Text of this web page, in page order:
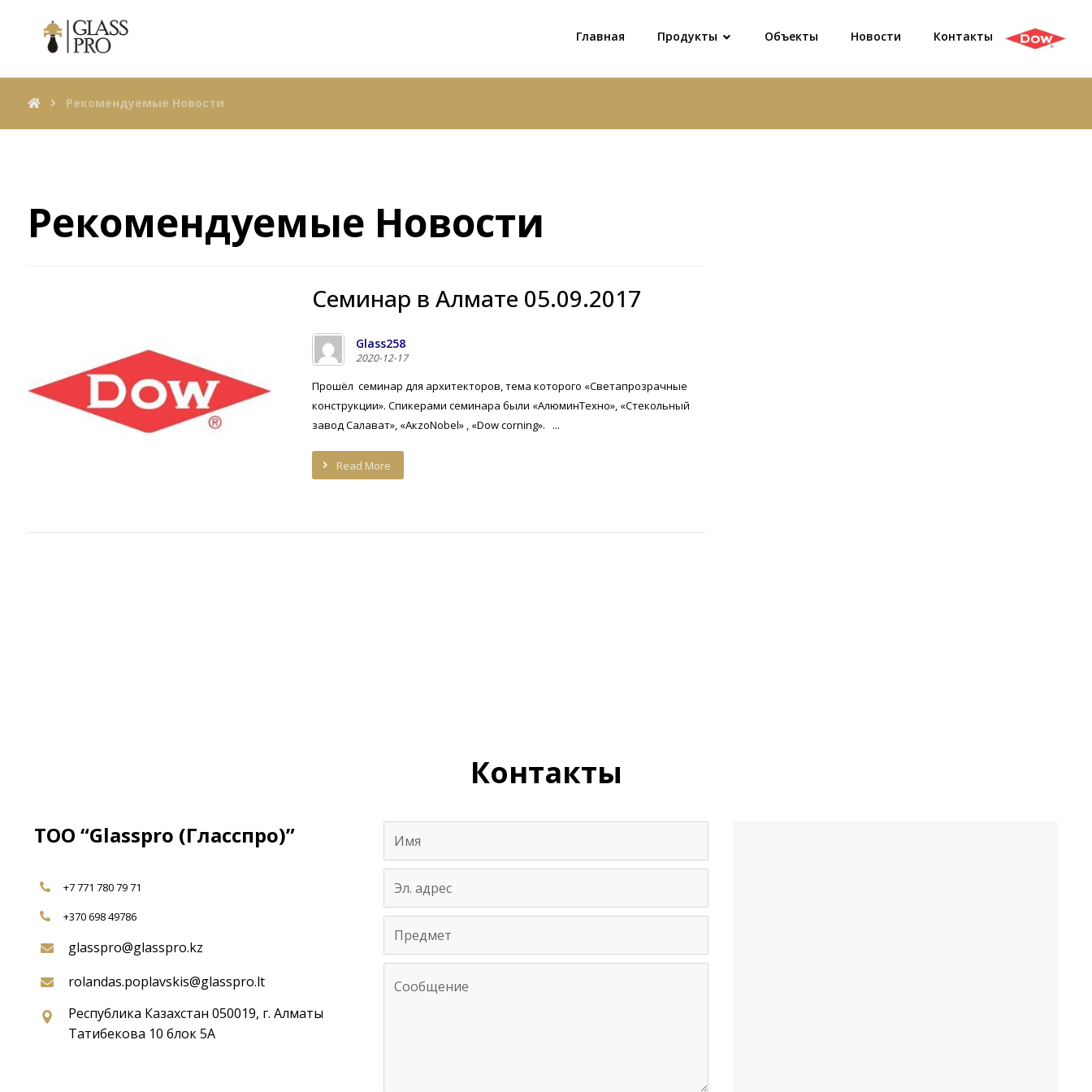
Главная Продукты Объекты Новости Контакты
Рекомендуемые Новости
Рекомендуемые Новости
Cеминар в Алматe 05.09.2017
Glass258
2020-12-17
Прошёл семинар для архитекторов, тема которого «Светапрозрачные
конструкции». Спикерами семинара были «АлюминТехно», «Стекольный
завод Салават», «АкzоNobel» , «Dow corning». ...
Read More
Контакты
ТОО “Glasspro (Гласспро)”
+7 771 780 79 71
+370 698 49786
glasspro@glasspro.kz
rolandas.poplavskis@glasspro.lt
Республика Казахстан 050019, г. Алматы
Татибекова 10 блок 5А